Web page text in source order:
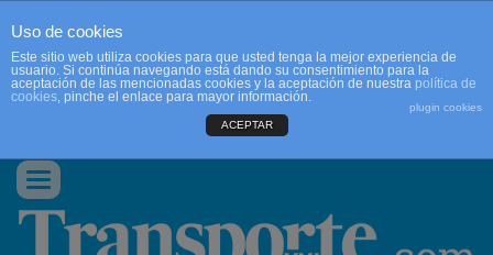
CONTACTO
Conmutar
navegación
Uso de cookies
Este sitio web utiliza cookies para que usted tenga la mejor experiencia de
usuario. Si continúa navegando está dando su consentimiento para la
aceptación de las mencionadas cookies y la aceptación de nuestra política de
cookies, pinche el enlace para mayor información.
plugin cookies
ACEPTAR